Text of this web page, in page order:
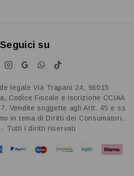
Seguici su
legale Via Trapani 24, 96015
Codice Fiscale e iscrizione CCIAA
Vendite soggette agli Artt. 45 e ss
in tema di Diritti dei Consumatori.
Tutti i diritti riservati